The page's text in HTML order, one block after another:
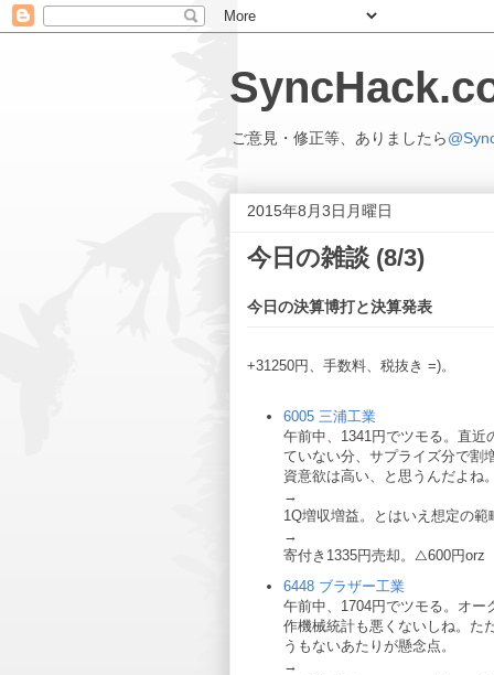
ご意見・修正等、ありましたら
2015年8月3日月曜日
今日の雑談 (8/3)
今日の決算博打と決算発表
+31250円、手数料、税抜き =)。
6005 三浦工業
午前中、1341円でツモる。直
ていない分、サプライズ分で割
資意欲は高い、と思うんだよね
→
1Q増収増益。とはいえ想定の
→
寄付き1335円売却。△600円orz
6448 ブラザー工業
午前中、1704円でツモる。オ
作機械統計も悪くないしね。た
うもないあたりが懸念点。
→